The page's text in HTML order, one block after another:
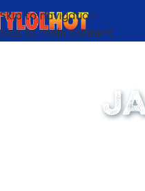
Skip to navigation
Skip to main content